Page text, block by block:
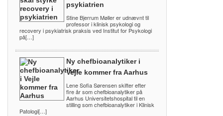
psykiatrien
Stine Bjerrum Møller er udnævnt til
professor i klinisk psykologi og
recovery i psykiatrisk praksis ved Institut for Psykologi
på[…]
Ny chefbioanalytiker i
Vejle kommer fra Aarhus
Lene Sofia Sørensen skifter efter
fire år som chefbioanalytiker på
Aarhus Universitetshospital til en
stilling som chefbioanalytiker i Klinisk
Patologi[…]